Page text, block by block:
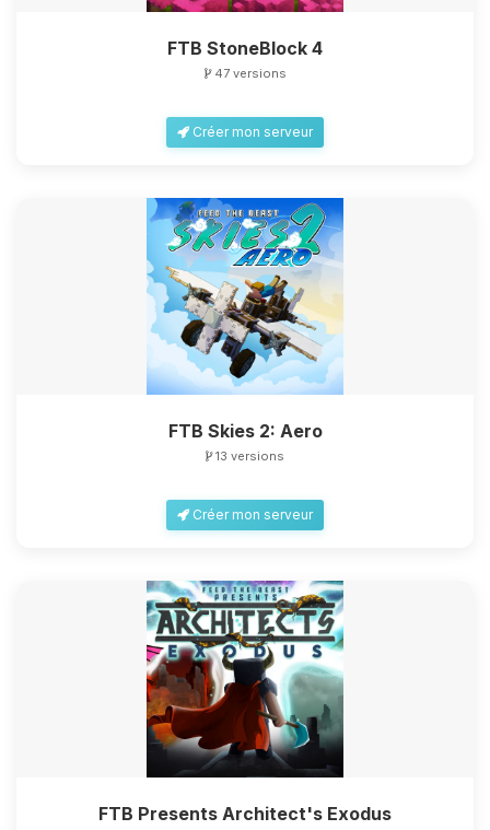
FTB StoneBlock 4
47 versions
Créer mon serveur
FTB Skies 2: Aero
13 versions
Créer mon serveur
FTB Presents Architect's Exodus